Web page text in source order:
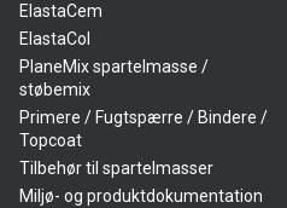
ElastaCem
ElastaCol
PlaneMix spartelmasse /
støbemix
Primere / Fugtspærre / Bindere /
Topcoat
Tilbehør til spartelmasser
Miljø- og produktdokumentation